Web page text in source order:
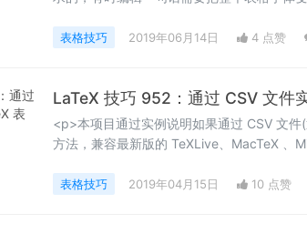
悲催的是，编辑说正文字体再小一号或者弄
表格技巧 2019年06月14日 4 点赞
LaTeX 技巧 952：通过 CSV 文件
<p>本项目通过实例说明如果通过 CSV 文
方法，兼容最新版的 TeXLive、MacTeX 、
表格技巧 2019年04月15日 10 点赞